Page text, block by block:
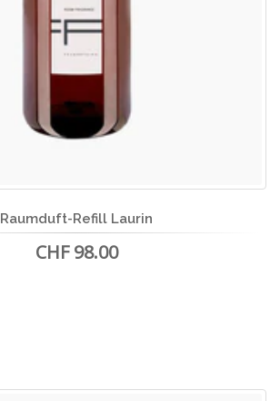
Raumduft-Refill Laurin
CHF 98.00